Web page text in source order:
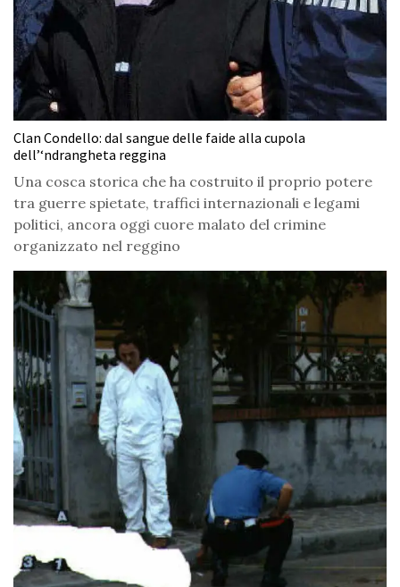
Clan Condello: dal sangue delle faide alla cupola
dell’‘ndrangheta reggina
Una cosca storica che ha costruito il proprio potere
tra guerre spietate, traffici internazionali e legami
politici, ancora oggi cuore malato del crimine
organizzato nel reggino